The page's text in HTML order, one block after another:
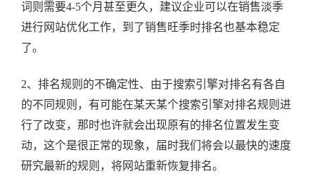
词则需要4-5个月甚至更久，建议企业可以在销售淡季
进行网站优化工作，到了销售旺季时排名也基本稳定
了。
2、排名规则的不确定性、由于搜索引擎对排名有各自
的不同规则，有可能在某天某个搜索引擎对排名规则进
行了改变，那时也许就会出现原有的排名位置发生变
动，这个是很正常的现象，届时我们将会以最快的速度
研究最新的规则，将网站重新恢复排名。